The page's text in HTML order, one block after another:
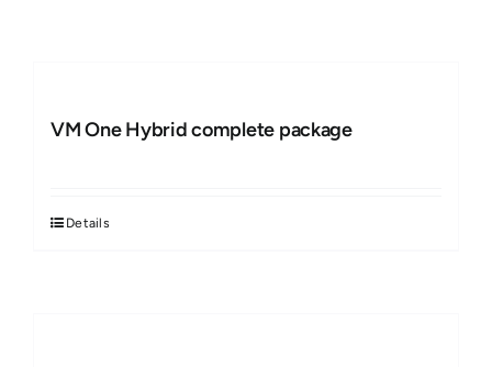
VM One Hybrid complete package
Details